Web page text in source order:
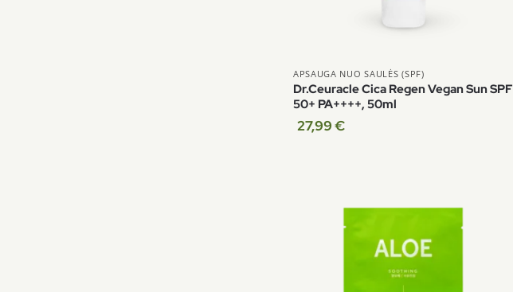
APSAUGA NUO SAULĖS (SPF)
Dr.Ceuracle Cica Regen Vegan Sun SPF
50+ PA++++, 50ml
27,99€